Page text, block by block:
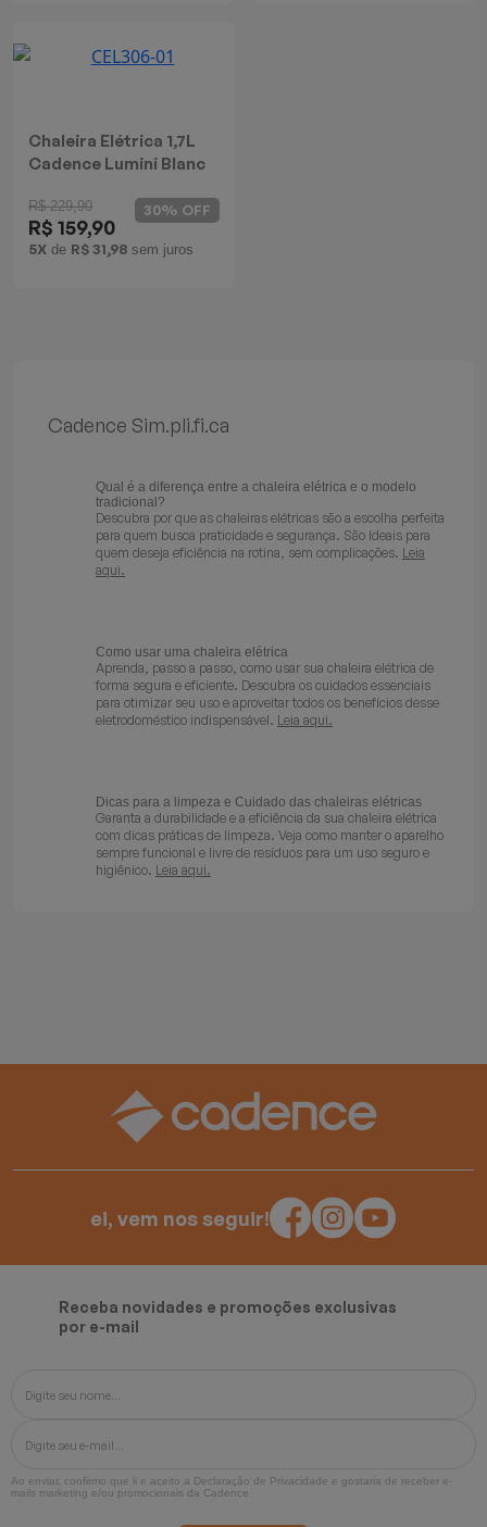
Chaleira Elétrica 1,7L
Cadence Lumini Blanc
R$ 229,90
R$ 159,90
5X de R$ 31,98 sem juros
30% OFF
Cadence Sim.pli.fi.ca
Qual é a diferença entre a chaleira elétrica e o modelo
tradicional?
Descubra por que as chaleiras elétricas são a escolha perfeita
para quem busca praticidade e segurança. São Ideais para
quem deseja eficiência na rotina, sem complicações. Leia
aqui.
Como usar uma chaleira elétrica
Aprenda, passo a passo, como usar sua chaleira elétrica de
forma segura e eficiente. Descubra os cuidados essenciais
para otimizar seu uso e aproveitar todos os benefícios desse
eletrodoméstico indispensável. Leia aqui.
Dicas para a limpeza e Cuidado das chaleiras elétricas
Garanta a durabilidade e a eficiência da sua chaleira elétrica
com dicas práticas de limpeza. Veja como manter o aparelho
sempre funcional e livre de resíduos para um uso seguro e
higiênico. Leia aqui.
ei, vem nos seguir!
Receba novidades e promoções exclusivas
por e-mail
Ao enviar, confirmo que li e aceito a Declaração de Privacidade e gostaria de receber e-
mails marketing e/ou promocionais da Cadence